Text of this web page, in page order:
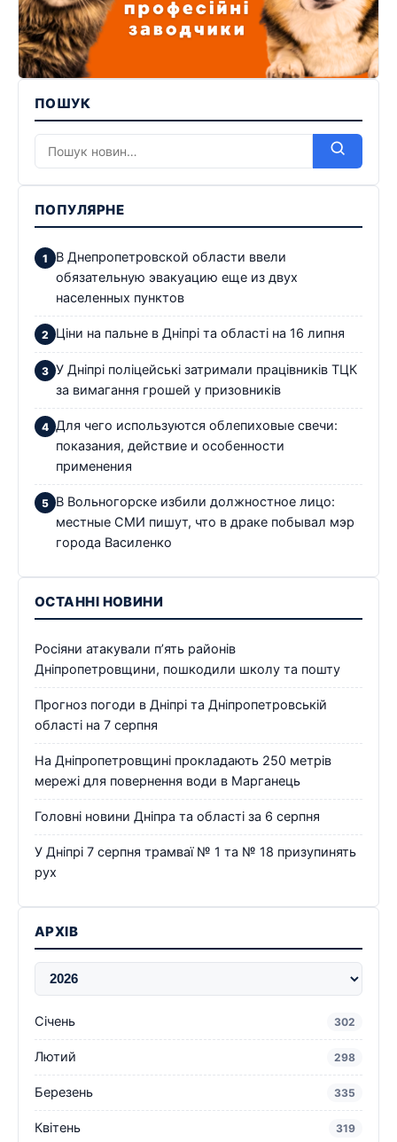
ПОШУК
ПОПУЛЯРНЕ
В Днепропетровской области ввели
обязательную эвакуацию еще из двух
населенных пунктов
Ціни на пальне в Дніпрі та області на 16 липня
У Дніпрі поліцейські затримали працівників ТЦК
за вимагання грошей у призовників
Для чего используются облепиховые свечи:
показания, действие и особенности
применения
В Вольногорске избили должностное лицо:
местные СМИ пишут, что в драке побывал мэр
города Василенко
ОСТАННІ НОВИНИ
Росіяни атакували п’ять районів
Дніпропетровщини, пошкодили школу та пошту
Прогноз погоди в Дніпрі та Дніпропетровській
області на 7 серпня
На Дніпропетровщині прокладають 250 метрів
мережі для повернення води в Марганець
Головні новини Дніпра та області за 6 серпня
У Дніпрі 7 серпня трамваї № 1 та № 18 призупинять
рух
АРХІВ
Січень 302
Лютий 298
Березень 335
Квітень 319